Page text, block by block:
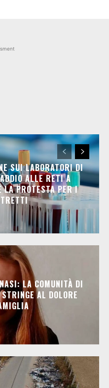
SUI LABORATORI DI
ALLE RETI A
LA PROTESTA PER I
LA COMUNITÀ DI
AL DOLORE